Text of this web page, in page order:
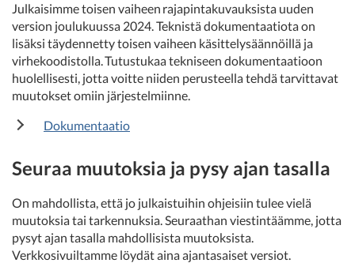
Julkaisimme toisen vaiheen rajapintakuvauksista uuden
version joulukuussa 2024. Teknistä dokumentaatiota on
lisäksi täydennetty toisen vaiheen käsittelysäännöillä ja
virhekoodistolla. Tutustukaa tekniseen dokumentaatioon
huolellisesti, jotta voitte niiden perusteella tehdä tarvittavat
muutokset omiin järjestelmiinne.
Dokumentaatio
Seuraa muutoksia ja pysy ajan tasalla
On mahdollista, että jo julkaistuihin ohjeisiin tulee vielä
muutoksia tai tarkennuksia. Seuraathan viestintäämme, jotta
pysyt ajan tasalla mahdollisista muutoksista.
Verkkosivuiltamme löydät aina ajantasaiset versiot.